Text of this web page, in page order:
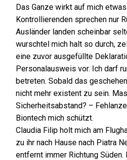
Das Ganze wirkt auf mich
Kontrollierenden sprechen nur
Ausländer landen scheinbar
wurschtel mich halt so durch,
eine zuvor ausgefüllte
Personalausweis vor. Ich darf
betreten. Sobald das
nicht mehr existent zu sein.
Sicherheitsabstand? –
Biontech mich schützt.
Claudia Filip holt mich am
zu ihr nach Hause nach Piatra
entfernt immer Richtung Süden.